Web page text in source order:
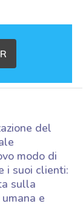
del
modo di
i suoi clienti:
sulla
e